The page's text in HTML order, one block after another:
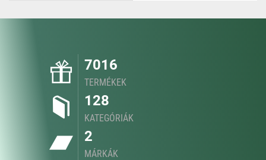
7016
TERMÉKEK
128
KATEGÓRIÁK
2
MÁRKÁK